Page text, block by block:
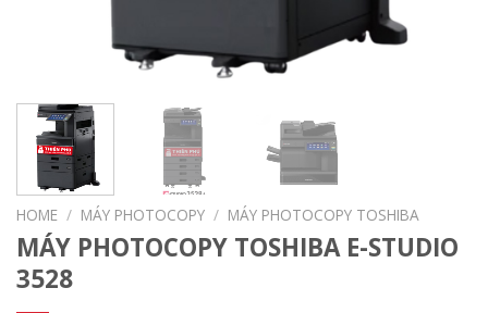
HOME / MÁY PHOTOCOPY / MÁY PHOTOCOPY TOSHIBA
MÁY PHOTOCOPY TOSHIBA E-STUDIO
3528